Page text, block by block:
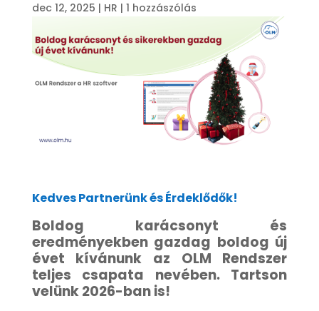
dec 12, 2025 | HR | 1 hozzászólás
Kedves Partnerünk és Érdeklődők!
Boldog karácsonyt és
eredményekben gazdag boldog új
évet kívánunk az OLM Rendszer
teljes csapata nevében. Tartson
velünk 2026-ban is!